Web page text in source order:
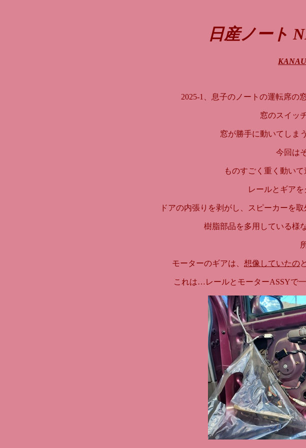
日産ノート
2025-1、息子のノートの運転席の
窓のスイッ
窓が勝手に動いてしま
今回は
ものすごく重く動い
レールとギア
ドアの内張りを剥がし、スピーカーを
樹脂部品を多用している様
モーターのギアは、 想像していたの
これは…レールとモーターASSYで